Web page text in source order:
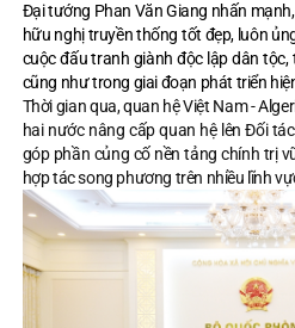
Đại tướng Phan Văn Giang nhấn
hữu nghị truyền thống tốt đẹp, luôn
cuộc đấu tranh giành độc lập dân
cũng như trong giai đoạn phát triển
Thời gian qua, quan hệ Việt Nam -
hai nước nâng cấp quan hệ lên Đối
góp phần củng cố nền tảng chính trị
hợp tác song phương trên nhiều lĩnh